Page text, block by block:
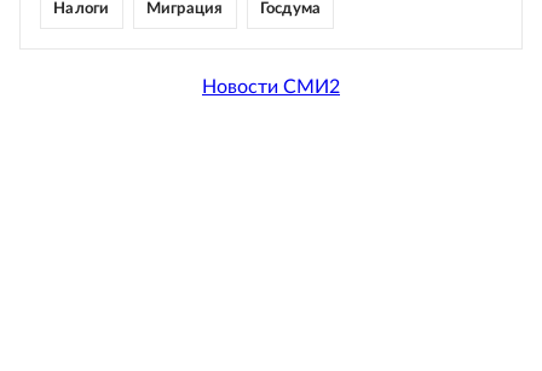
Налоги Миграция Госдума
Новости СМИ2